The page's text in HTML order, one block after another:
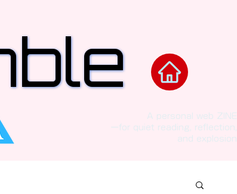
A personal web ZINE
ーfor quiet reading, reflection,
and explosion